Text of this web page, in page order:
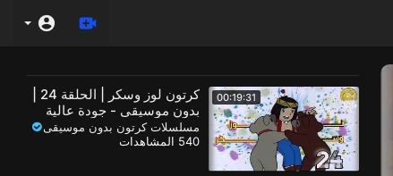
00:19:31
بدون موسيقى - جودة عالية
1080
مسلسلات كرتون بدون موسيقى
540 المشاهدات